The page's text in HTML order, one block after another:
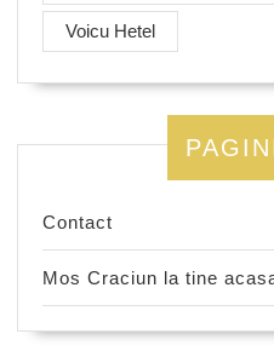
Voicu Hetel
Contact
Mos Craciun la tine